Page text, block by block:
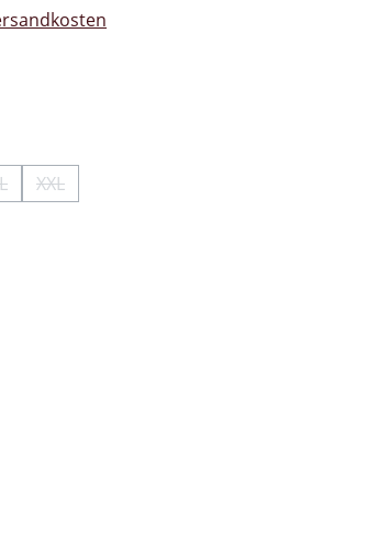
verfügbar.)
nicht verfügbar.)
ist zurzeit nicht verfügbar.)
ist zurzeit nicht verfügbar.)
Option ist zurzeit nicht verfügbar.)
XXL(Diese Option ist zurzeit nicht verfügbar.)